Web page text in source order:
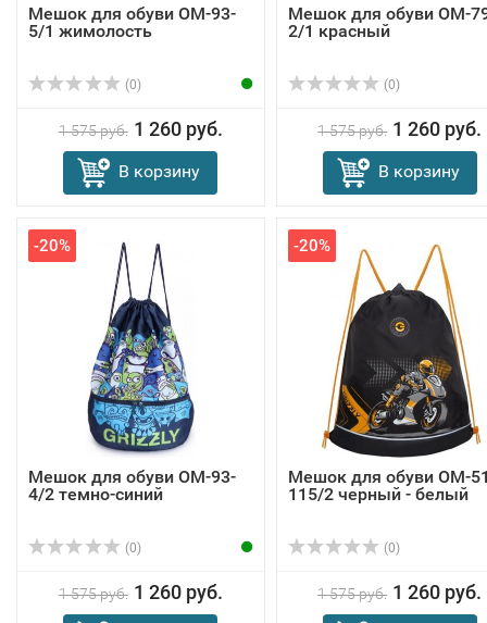
Мешок для обуви OM-93-
5/1 жимолость
(0)
1 575 руб. 1 260 руб.
В корзину
Мешок для обуви OM-
2/1 красный
(0)
1 575 руб. 1 260 руб.
В корзину
-20%
Мешок для обуви OM-93-
4/2 темно-синий
(0)
1 575 руб. 1 260 руб.
-20%
Мешок для обуви OM-
115/2 черный - белый
(0)
1 575 руб. 1 260 руб.